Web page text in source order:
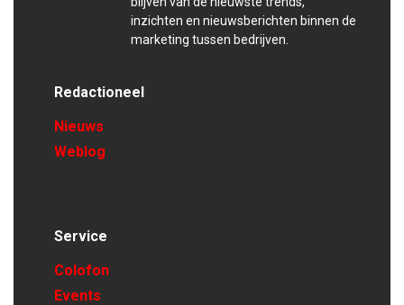
inzichten en nieuwsberichten binnen de
marketing tussen bedrijven.
Redactioneel
Nieuws
Weblog
Service
Colofon
Events